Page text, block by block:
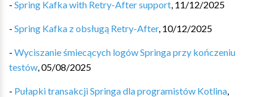
- Spring Kafka with Retry-After support, 11/12/2025
- Spring Kafka z obsługą Retry-After, 10/12/2025
- Wyciszanie śmiecących logów Springa przy kończeniu
testów,05/08/2025
- Pułapki transakcji Springa dla programistów Kotlina,